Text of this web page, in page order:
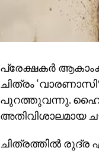
പ്രേക്ഷകര്‍
ചിത്രം
പുറത്തുവന്നു.
അതിവിശാലമായ
ചിത്രത്തില്‍